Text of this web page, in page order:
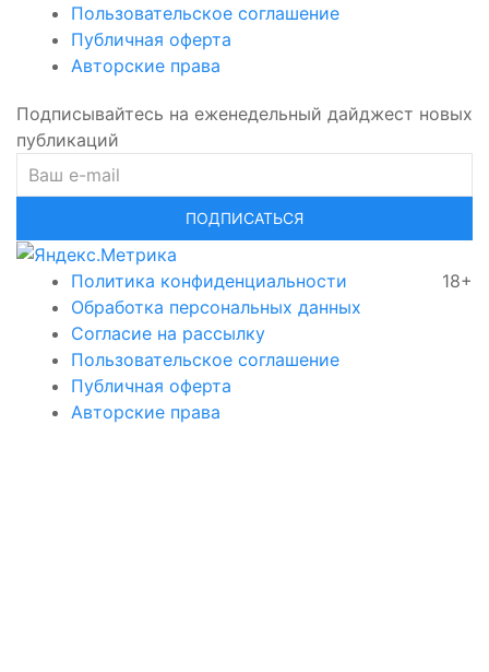
Пользовательское соглашение
Публичная оферта
Авторские права
Подписывайтесь на еженедельный дайджест новых
публикаций
ПОДПИСАТЬСЯ
Политика конфиденциальности
Обработка персональных данных
Согласие на рассылку
Пользовательское соглашение
Публичная оферта
Авторские права
18+